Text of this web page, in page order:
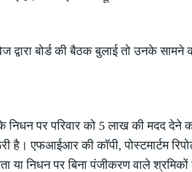
बोर्ड की बैठक बुलाई तो उनके
पर परिवार को 5 लाख की मदद देने
एफआईआर की कॉपी, पोस्टमार्टम
या निधन पर बिना पंजीकरण वाले श्रमिकों